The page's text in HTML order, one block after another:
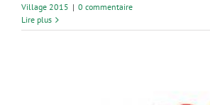
Village 2015 | 0 commentaire
Lire plus